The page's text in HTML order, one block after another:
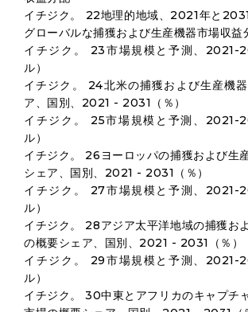
イチジク。 22地理的地域、2021年と
グローバルな捕獲および生産機器市場収益
イチジク。 23市場規模と予測、2021-
ル）
イチジク。 24北米の捕獲および生産機
ア、国別、2021 - 2031（％）
イチジク。 25市場規模と予測、2021-
ル）
イチジク。 26ヨーロッパの捕獲および生
シェア、国別、2021 - 2031（％）
イチジク。 27市場規模と予測、2021-
ル）
イチジク。 28アジア太平洋地域の捕獲お
の概要シェア、国別、2021 - 2031（％）
イチジク。 29市場規模と予測、2021-
ル）
イチジク。 30中東とアフリカのキャプチ